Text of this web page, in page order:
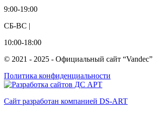
9:00-19:00
СБ-ВС |
10:00-18:00
© 2021 - 2025 - Официальный сайт “Vandec”
Политика конфиденциальности
Сайт разработан компанией DS-ART